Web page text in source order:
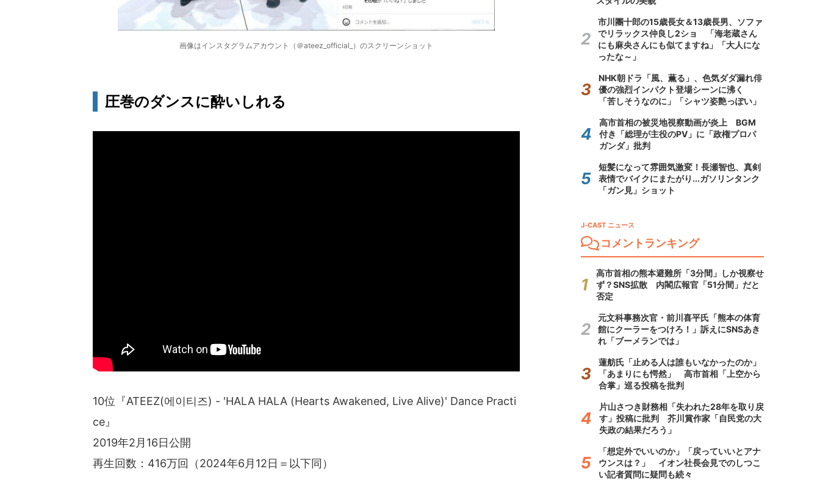
画像はインスタグラムアカウント（＠ateez_official_）のスクリーンショット
圧巻のダンスに酔いしれる
10位『ATEEZ(에이티즈) - 'HALA HALA (Hearts Awakened, Live Alive)' Dance Practi
ce』
2019年2月16日公開
再生回数：416万回（2024年6月12日＝以下同）
市川團十郎の15歳長女＆13歳長男、ソファ
でリラックス仲良し2ショ 「海老蔵さん
にも麻央さんにも似てますね」「大人にな
ったな～」
NHK朝ドラ「風、薫る」、色気ダダ漏れ俳
優の強烈インパクト登場シーンに沸く
「苦しそうなのに」「シャツ姿艶っぽい」
高市首相の被災地視察動画が炎上 BGM
付き「総理が主役のPV」に「政権プロパ
ガンダ」批判
短髪になって雰囲気激変！長瀬智也、真剣
表情でバイクにまたがり...ガソリンタンク
「ガン見」ショット
J-CAST ニュース
コメントランキング
高市首相の熊本避難所「3分間」しか視察せ
ず？SNS拡散 内閣広報官「51分間」だと
否定
元文科事務次官・前川喜平氏「熊本の体育
館にクーラーをつけろ！」訴えにSNSあき
れ「ブーメランでは」
蓮舫氏「止める人は誰もいなかったのか」
「あまりにも愕然」 高市首相「上空から
合掌」巡る投稿を批判
片山さつき財務相「失われた28年を取り戻
す」投稿に批判 芥川賞作家「自民党の大
失政の結果だろう」
「想定外でいいのか」「戻っていいとアナ
ウンスは？」 イオン社長会見でのしつこ
い記者質問に疑問も続々